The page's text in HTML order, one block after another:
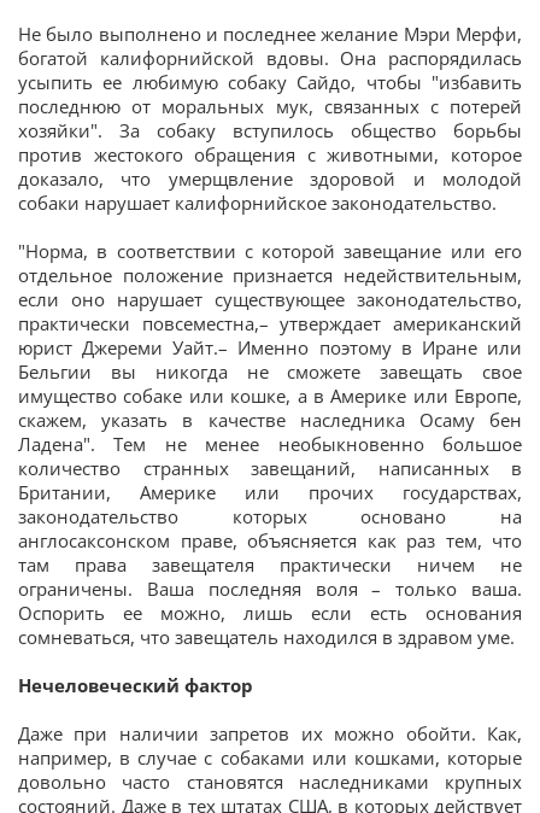
Не было выполнено и последнее желание Мэри Мерфи,
богатой калифорнийской вдовы. Она распорядилась
усыпить ее любимую собаку Сайдо, чтобы "избавить
последнюю от моральных мук, связанных с потерей
хозяйки". За собаку вступилось общество борьбы
против жестокого обращения с животными, которое
доказало, что умерщвление здоровой и молодой
собаки нарушает калифорнийское законодательство.
"Норма, в соответствии с которой завещание или его
отдельное положение признается недействительным,
если оно нарушает существующее законодательство,
практически повсеместна,– утверждает американский
юрист Джереми Уайт.– Именно поэтому в Иране или
Бельгии вы никогда не сможете завещать свое
имущество собаке или кошке, а в Америке или Европе,
скажем, указать в качестве наследника Осаму бен
Ладена". Тем не менее необыкновенно большое
количество странных завещаний, написанных в
Британии, Америке или прочих государствах,
законодательство которых основано на
англосаксонском праве, объясняется как раз тем, что
там права завещателя практически ничем не
ограничены. Ваша последняя воля – только ваша.
Оспорить ее можно, лишь если есть основания
сомневаться, что завещатель находился в здравом уме.
Нечеловеческий фактор
Даже при наличии запретов их можно обойти. Как,
например, в случае с собаками или кошками, которые
довольно часто становятся наследниками крупных
состояний. Даже в тех штатах США, в которых действует